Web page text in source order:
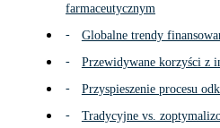
farmaceutycznym
Globalne trendy
Przewidywane korzyści z
Przyspieszenie procesu
Tradycyjne vs.